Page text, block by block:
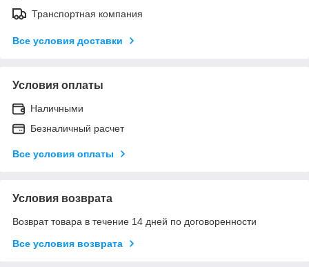
Транспортная компания
Все условия доставки
Условия оплаты
Наличными
Безналичный расчет
Все условия оплаты
Условия возврата
Возврат товара в течение 14 дней по договоренности
Все условия возврата